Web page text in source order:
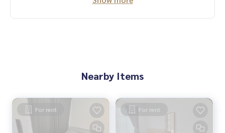
Nearby Items
For rent For rent